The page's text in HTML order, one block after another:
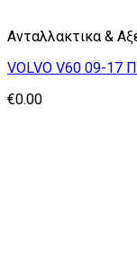
Ανταλλακτικα &
VOLVO V60 09-17
€0.00